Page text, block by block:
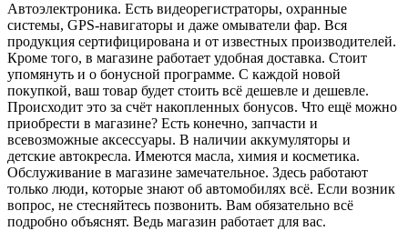
Автоэлектроника. Есть видеорегистраторы, охранные
системы, GPS-навигаторы и даже омыватели фар. Вся
продукция сертифицирована и от известных производителей.
Кроме того, в магазине работает удобная доставка. Стоит
упомянуть и о бонусной программе. С каждой новой
покупкой, ваш товар будет стоить всё дешевле и дешевле.
Происходит это за счёт накопленных бонусов. Что ещё можно
приобрести в магазине? Есть конечно, запчасти и
всевозможные аксессуары. В наличии аккумуляторы и
детские автокресла. Имеются масла, химия и косметика.
Обслуживание в магазине замечательное. Здесь работают
только люди, которые знают об автомобилях всё. Если возник
вопрос, не стесняйтесь позвонить. Вам обязательно всё
подробно объяснят. Ведь магазин работает для вас.